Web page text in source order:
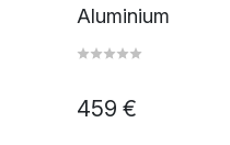
Aluminium
459 €